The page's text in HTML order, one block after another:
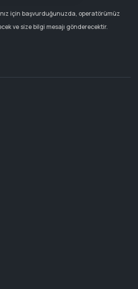
için başvurduğunuzda, operatörümüz
ve size bilgi mesajı gönderecektir.